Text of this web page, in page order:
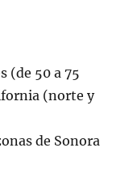
(de 50 a 75
(norte y
de Sonora